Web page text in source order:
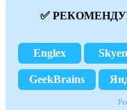
✅
Englex
GeekBrains